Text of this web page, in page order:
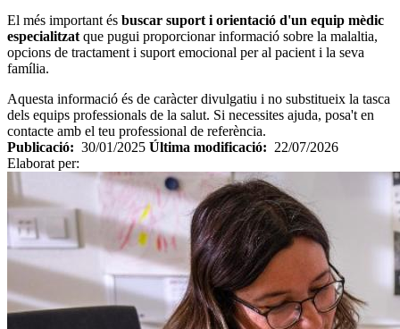
El més important és buscar suport i orientació d'un equip mèdic
especialitzatque pugui proporcionar informació sobre la malaltia,
opcions de tractament i suport emocional per al pacient i la seva
família.
Aquesta informació és de caràcter divulgatiu i no substitueix la tasca
dels equips professionals de la salut. Si necessites ajuda, posa't en
contacte amb el teu professional de referència.
Publicació: 30/01/2025 Última modificació: 22/07/2026
Elaborat per: